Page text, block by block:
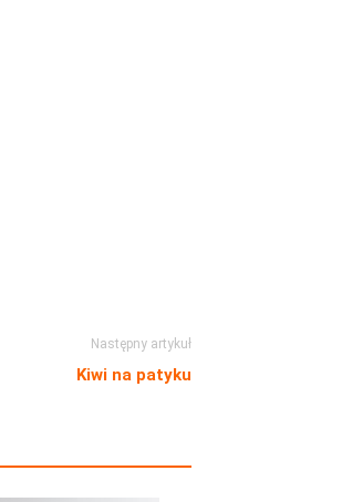
Następny artykuł
Kiwi na patyku